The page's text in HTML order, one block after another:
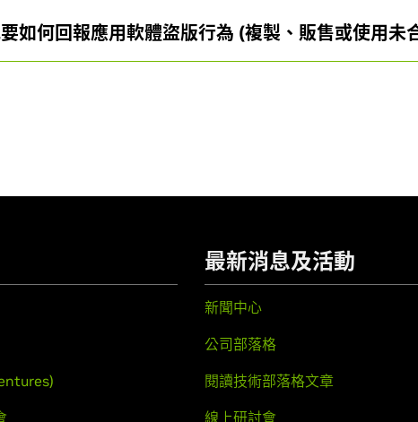
如何回報應用軟體盜版行為 (複製、販售或使用未
最新消息及活動
新聞中心
公司部落格
閱讀技術部落格文章
線上研討會